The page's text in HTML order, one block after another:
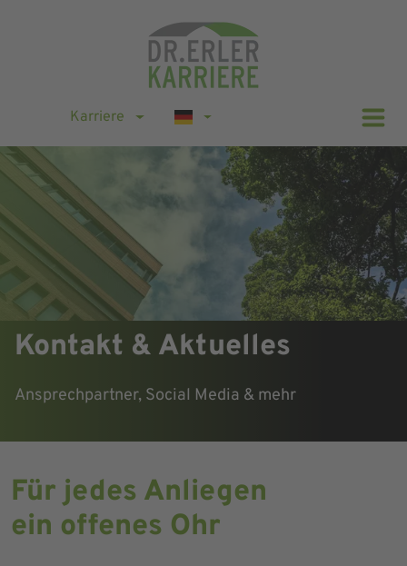
Karriere
Kontakt & Aktuelles
Ansprechpartner, Social Media & mehr
Für jedes Anliegen
ein offenes Ohr